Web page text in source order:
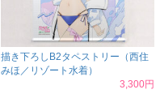
描き下ろしB2タペストリー（西住
みほ／リゾート水着）
3,300円